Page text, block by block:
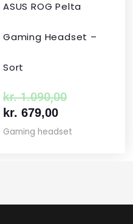
ASUS ROG Pelta
Gaming Headset –
Sort
kr.1.090,00
kr. 679,00
Gaming headset